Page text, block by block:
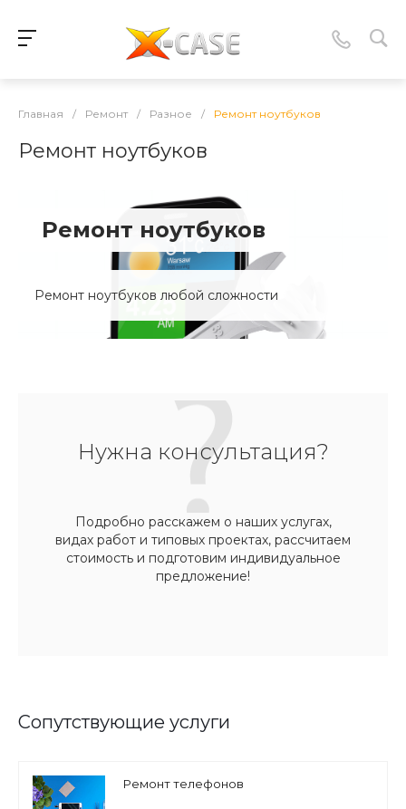
Главная / Ремонт / Разное / Ремонт ноутбуков
Ремонт ноутбуков
Ремонт ноутбуков
Ремонт ноутбуков любой сложности
Нужна консультация?
Подробно расскажем о наших услугах,
видах работ и типовых проектах, рассчитаем
стоимость и подготовим индивидуальное
предложение!
Сопутствующие услуги
Ремонт телефонов